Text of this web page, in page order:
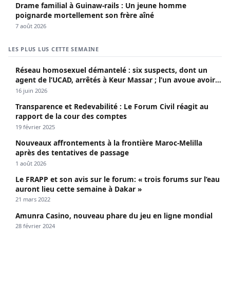
Drame familial à Guinaw-rails : Un jeune homme
poignarde mortellement son frère aîné
7 août 2026
LES PLUS LUS CETTE SEMAINE
Réseau homosexuel démantelé : six suspects, dont un
agent de l’UCAD, arrêtés à Keur Massar ; l’un avoue avoir
propagé le VIH depuis 2018
16 juin 2026
Transparence et Redevabilité : Le Forum Civil réagit au
rapport de la cour des comptes
19 février 2025
Nouveaux affrontements à la frontière Maroc-Melilla
après des tentatives de passage
1 août 2026
Le FRAPP et son avis sur le forum: « trois forums sur l’eau
auront lieu cette semaine à Dakar »
21 mars 2022
Amunra Casino, nouveau phare du jeu en ligne mondial
28 février 2024